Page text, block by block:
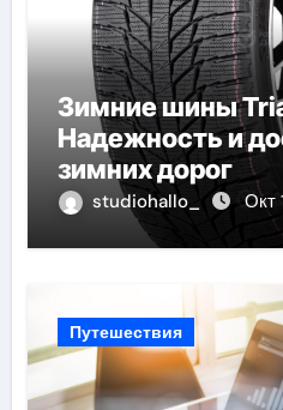
Зимние шины
Надежность и
зимних дорог
studiohallo_ Окт
Путешествия